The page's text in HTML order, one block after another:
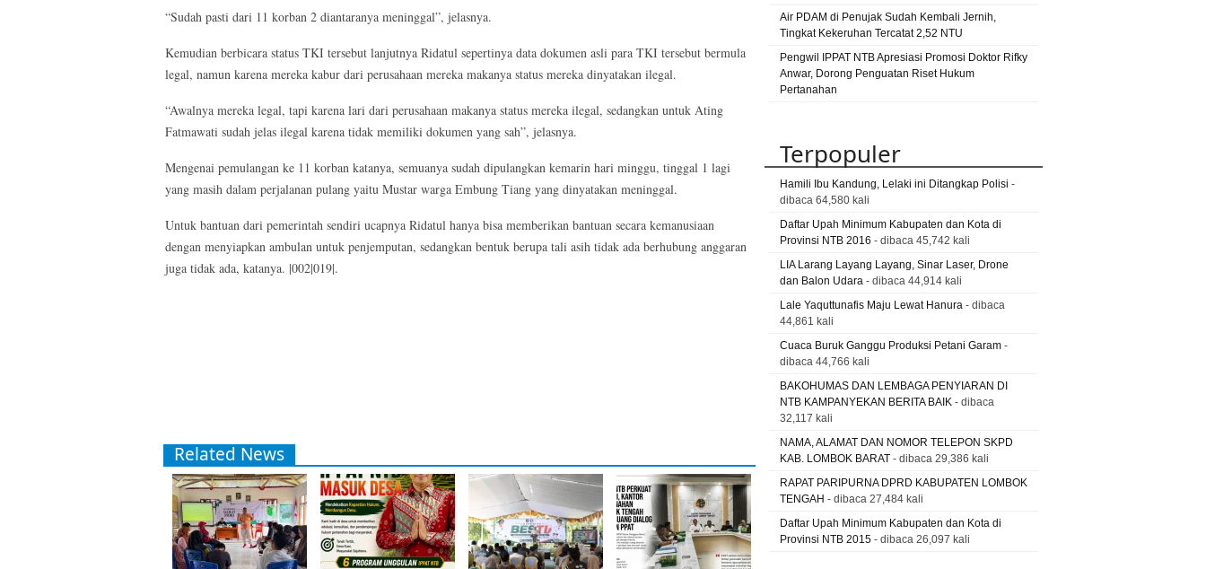
“Sudah pasti dari 11 korban 2 diantaranya meninggal”, jelasnya.
Kemudian berbicara status TKI tersebut lanjutnya Ridatul sepertinya data dokumen asli para TKI tersebut bermula
legal, namun karena mereka kabur dari perusahaan mereka makanya status mereka dinyatakan ilegal.
“Awalnya mereka legal, tapi karena lari dari perusahaan makanya status mereka ilegal, sedangkan untuk Ating
Fatmawati sudah jelas ilegal karena tidak memiliki dokumen yang sah”, jelasnya.
Mengenai pemulangan ke 11 korban katanya, semuanya sudah dipulangkan kemarin hari minggu, tinggal 1 lagi
yang masih dalam perjalanan pulang yaitu Mustar warga Embung Tiang yang dinyatakan meninggal.
Untuk bantuan dari pemerintah sendiri ucapnya Ridatul hanya bisa memberikan bantuan secara kemanusiaan
dengan menyiapkan ambulan untuk penjemputan, sedangkan bentuk berupa tali asih tidak ada berhubung anggaran
juga tidak ada, katanya. |002|019|.
Related News
Air PDAM di Penujak Sudah Kembali Jernih,
Tingkat Kekeruhan Tercatat 2,52 NTU
Pengwil IPPAT NTB Apresiasi Promosi Doktor Rifky
Anwar, Dorong Penguatan Riset Hukum
Pertanahan
Terpopuler
Hamili Ibu Kandung, Lelaki ini Ditangkap Polisi -
dibaca 64,580 kali
Daftar Upah Minimum Kabupaten dan Kota di
Provinsi NTB 2016 - dibaca 45,742 kali
LIA Larang Layang Layang, Sinar Laser, Drone
dan Balon Udara - dibaca 44,914 kali
Lale Yaquttunafis Maju Lewat Hanura - dibaca
44,861 kali
Cuaca Buruk Ganggu Produksi Petani Garam -
dibaca 44,766 kali
BAKOHUMAS DAN LEMBAGA PENYIARAN DI
NTB KAMPANYEKAN BERITA BAIK - dibaca
32,117 kali
NAMA, ALAMAT DAN NOMOR TELEPON SKPD
KAB. LOMBOK BARAT - dibaca 29,386 kali
RAPAT PARIPURNA DPRD KABUPATEN LOMBOK
TENGAH - dibaca 27,484 kali
Daftar Upah Minimum Kabupaten dan Kota di
Provinsi NTB 2015 - dibaca 26,097 kali